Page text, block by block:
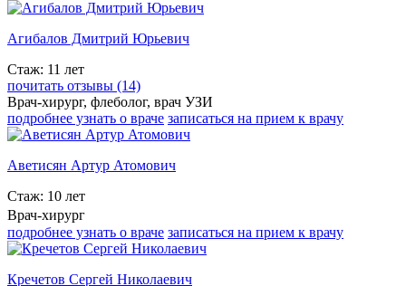
Агибалов Дмитрий Юрьевич
Стаж: 11 лет
почитать отзывы (14)
Врач-хирург, флеболог, врач УЗИ
подробнее узнать о враче записаться на прием к врачу
Аветисян Артур Атомович
Стаж: 10 лет
Врач-хирург
подробнее узнать о враче записаться на прием к врачу
Кречетов Сергей Николаевич